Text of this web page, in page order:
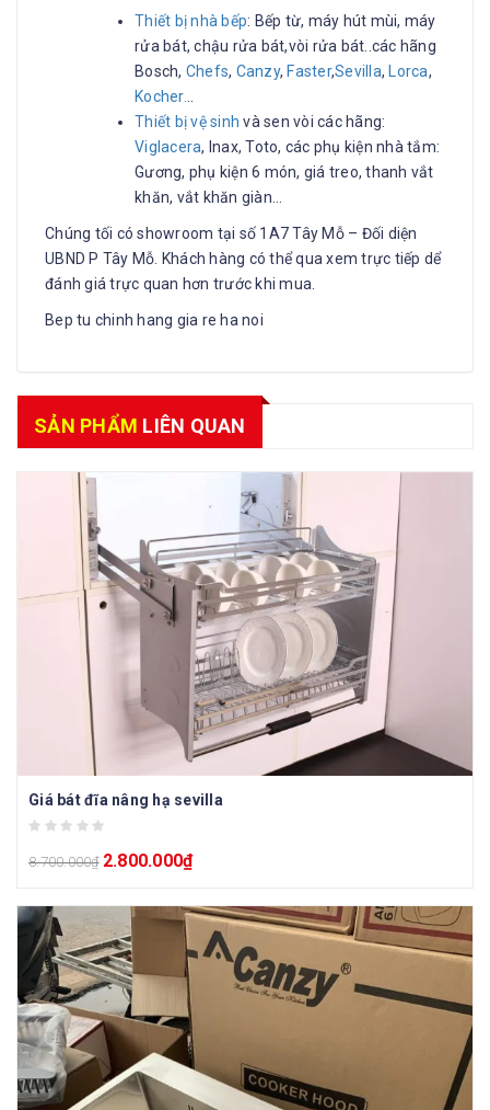
Thiết bị nhà bếp: Bếp từ, máy hút mùi, máy
rửa bát, chậu rửa bát,vòi rửa bát..các hãng
Bosch, Chefs, Canzy, Faster,Sevilla, Lorca,
Kocher.
Thiết bị vệ sinh và sen vòi các hãng:
Viglacera, Inax, Toto, các phụ kiện nhà tắm:
Gương, phụ kiện 6 món, giá treo, thanh vắt
khăn, vắt khăn giàn…
Chúng tối có showroom tại số 1A7 Tây Mỗ – Đối diện
UBND P Tây Mỗ. Khách hàng có thể qua xem trực tiếp dể
đánh giá trực quan hơn trước khi mua.
Bep tu chinh hang gia re ha noi
SẢN PHẨM LIÊN QUAN
Giá bát đĩa nâng hạ sevilla
8.700.000₫ 2.800.000₫